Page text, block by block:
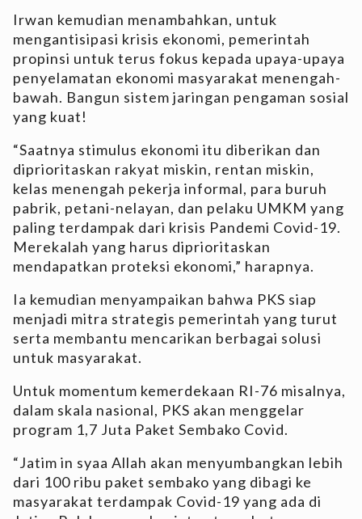
Irwan kemudian menambahkan, untuk
mengantisipasi krisis ekonomi, pemerintah
propinsi untuk terus fokus kepada upaya-upaya
penyelamatan ekonomi masyarakat menengah-
bawah. Bangun sistem jaringan pengaman sosial
yang kuat!
“Saatnya stimulus ekonomi itu diberikan dan
diprioritaskan rakyat miskin, rentan miskin,
kelas menengah pekerja informal, para buruh
pabrik, petani-nelayan, dan pelaku UMKM yang
paling terdampak dari krisis Pandemi Covid-19.
Merekalah yang harus diprioritaskan
mendapatkan proteksi ekonomi,” harapnya.
Ia kemudian menyampaikan bahwa PKS siap
menjadi mitra strategis pemerintah yang turut
serta membantu mencarikan berbagai solusi
untuk masyarakat.
Untuk momentum kemerdekaan RI-76 misalnya,
dalam skala nasional, PKS akan menggelar
program 1,7 Juta Paket Sembako Covid.
“Jatim in syaa Allah akan menyumbangkan lebih
dari 100 ribu paket sembako yang dibagi ke
masyarakat terdampak Covid-19 yang ada di